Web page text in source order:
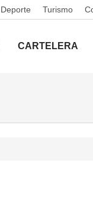
Deporte Turismo
CARTELERA